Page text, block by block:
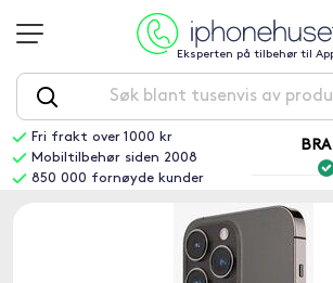
Eksperten på tilbehør til
Fri frakt over 1000 kr
Mobiltilbehør siden 2008
850 000 fornøyde kunder
BRA